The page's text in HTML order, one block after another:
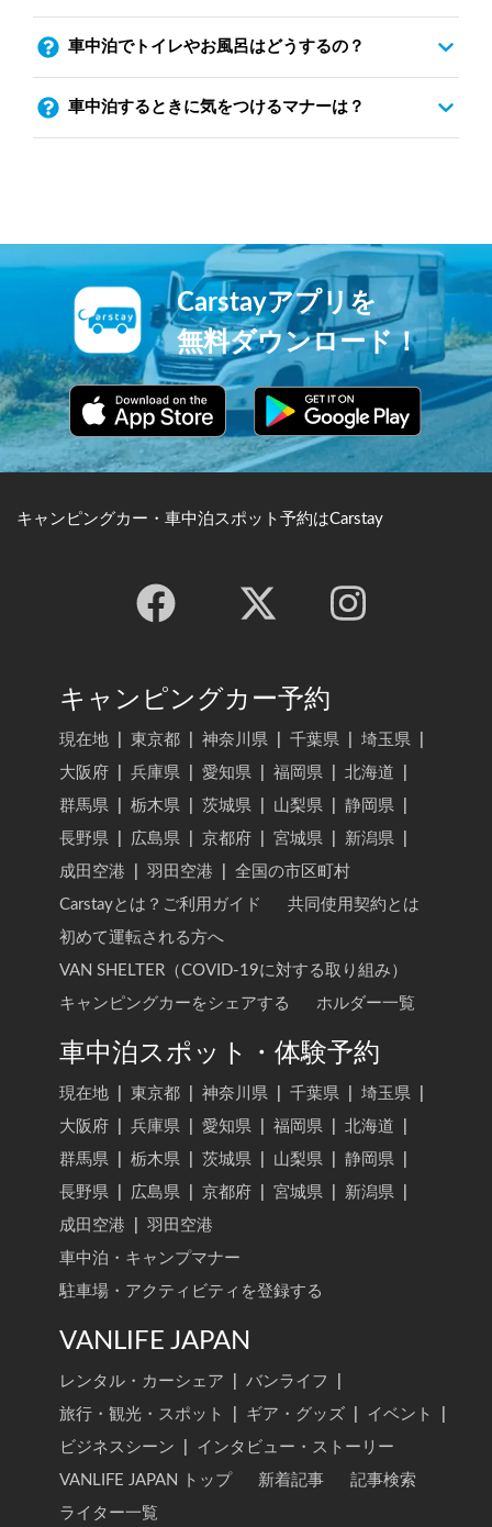
車中泊でトイレやお風呂はどうするの？
車中泊するときに気をつけるマナーは？
Carstayアプリを
無料ダウンロード！
キャンピングカー・車中泊スポット予約はCarstay
キャンピングカー予約
現在地 東京都 神奈川県 千葉県 埼玉県
大阪府
兵庫県 愛知県 福岡県 北海道
群馬県
栃木県 茨城県 山梨県 静岡県
長野県
広島県 京都府 宮城県 新潟県
成田空港
羽田空港
全国の市区町村
Carstayとは？ご利用ガイド
共同使用契約とは
初めて運転される方へ
VAN SHELTER（COVID-19に対する取り組み）
キャンピングカーをシェアする
ホルダー一覧
車中泊スポット・体験予約
現在地 東京都 神奈川県 千葉県 埼玉県
大阪府
兵庫県 愛知県 福岡県 北海道
群馬県
栃木県 茨城県 山梨県 静岡県
長野県
広島県 京都府 宮城県 新潟県
成田空港
羽田空港
車中泊・キャンプマナー
駐車場・アクティビティを登録する
VANLIFE JAPAN
レンタル・カーシェア バンライフ
旅行・観光・スポット
ギア・グッズ イベント
ビジネスシーン
インタビュー・ストーリー
VANLIFE JAPAN トップ
新着記事
記事検索
ライター一覧